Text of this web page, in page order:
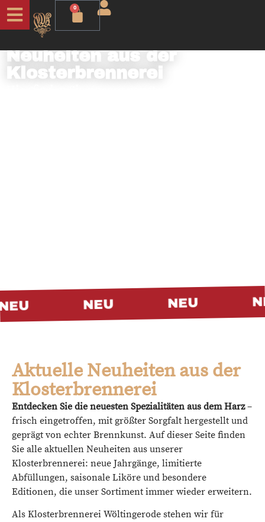
0
NEU
Neuheiten aus der
Klosterbrennerei
NEU NEU
Aktuelle Neuheiten aus der
Klosterbrennerei
Entdecken Sie die neuesten Spezialitäten aus dem Harz–
frisch eingetroffen, mit größter Sorgfalt hergestellt und
geprägt von echter Brennkunst. Auf dieser Seite finden
Sie alle aktuellen Neuheiten aus unserer
Klosterbrennerei: neue Jahrgänge, limitierte
Abfüllungen, saisonale Liköre und besondere
Editionen, die unser Sortiment immer wieder erweitern.
Als Klosterbrennerei Wöltingerode stehen wir für